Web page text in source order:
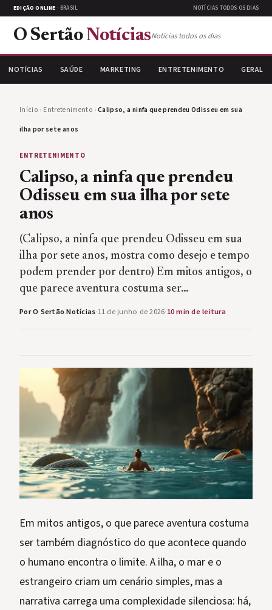
EDIÇÃO ONLINE · BRASIL NOTÍCIAS TODOS OS DIAS
O Sertão NotíciasNotícias todos os dias
NOTÍCIAS SAÚDE MARKETING ENTRETENIMENTO GERAL
Início › Entretenimento ›Calipso, a ninfa que prendeu Odisseu em sua
ilha por sete anos
ENTRETENIMENTO
Calipso, a ninfa que prendeu
Odisseu em sua ilha por sete
anos
(Calipso, a ninfa que prendeu Odisseu em sua
ilha por sete anos, mostra como desejo e tempo
podem prender por dentro) Em mitos antigos, o
que parece aventura costuma ser…
Por O Sertão Notícias·11 de junho de 2026·10 min de leitura
Em mitos antigos, o que parece aventura costuma
ser também diagnóstico do que acontece quando
o humano encontra o limite. A ilha, o mar e o
estrangeiro criam um cenário simples, mas a
narrativa carrega uma complexidade silenciosa: há,